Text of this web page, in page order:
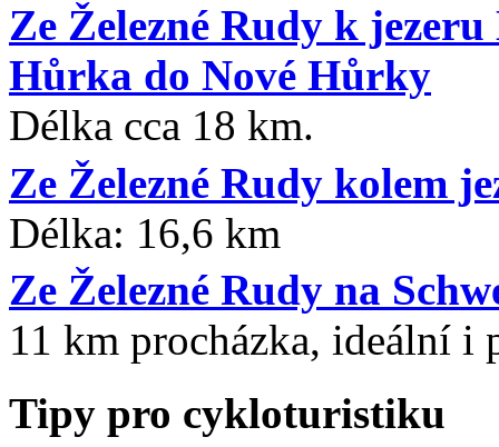
Ze Železné Rudy k
Hůrka do Nové Hůrky
Délka cca 18 km.
Ze Železné Rudy kolem
Délka: 16,6 km
Ze Železné Rudy na
11 km procházka, ideální i
Tipy pro cykloturistiku